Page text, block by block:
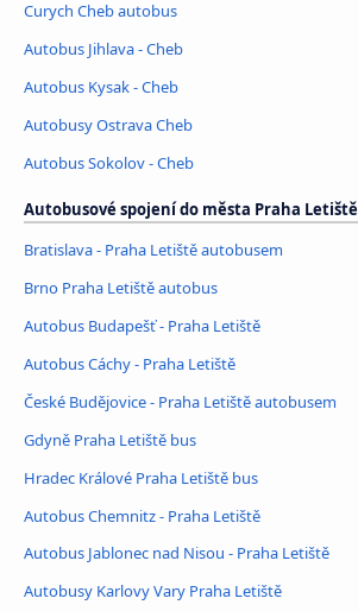
Curych Cheb autobus
Autobus Jihlava - Cheb
Autobus Kysak - Cheb
Autobusy Ostrava Cheb
Autobus Sokolov - Cheb
Autobusové spojení do města Praha Letiště
Bratislava - Praha Letiště autobusem
Brno Praha Letiště autobus
Autobus Budapešť - Praha Letiště
Autobus Cáchy - Praha Letiště
České Budějovice - Praha Letiště autobusem
Gdyně Praha Letiště bus
Hradec Králové Praha Letiště bus
Autobus Chemnitz - Praha Letiště
Autobus Jablonec nad Nisou - Praha Letiště
Autobusy Karlovy Vary Praha Letiště